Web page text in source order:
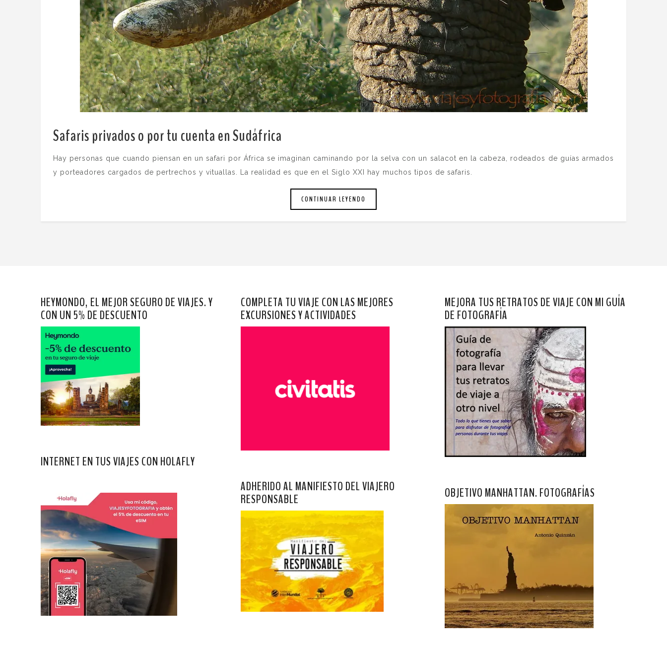
Safaris privados o por tu cuenta en Sudáfrica
Hay personas que cuando piensan en un safari por África se imaginan caminando por la selva con un salacot en la cabeza, rodeados de guías armados
y porteadores cargados de pertrechos y vituallas. La realidad es que en el Siglo XXI hay muchos tipos de safaris.
CONTINUAR LEYENDO
HEYMONDO, EL MEJOR SEGURO DE VIAJES. Y
CON UN 5% DE DESCUENTO
INTERNET EN TUS VIAJES CON HOLAFLY
COMPLETA TU VIAJE CON LAS MEJORES
EXCURSIONES Y ACTIVIDADES
ADHERIDO AL MANIFIESTO DEL VIAJERO
RESPONSABLE
MEJORA TUS RETRATOS DE VIAJE CON MI GUÍA
DE FOTOGRAFÍA
OBJETIVO MANHATTAN. FOTOGRAFÍAS